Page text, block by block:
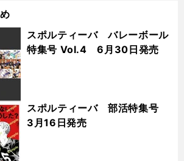
スポルティーバ バレーボール
特集号 Vol.4 6月30日発売
スポルティーバ 部活特集号
3月16日発売